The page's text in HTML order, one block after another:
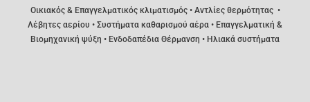
Οικιακός & Επαγγελματικός κλιματισμός • Αντλίες θερμότητας •
Λέβητες αερίου • Συστήματα καθαρισμού αέρα • Επαγγελματική &
Βιομηχανική ψύξη • Ενδοδαπέδια Θέρμανση • Ηλιακά συστήματα